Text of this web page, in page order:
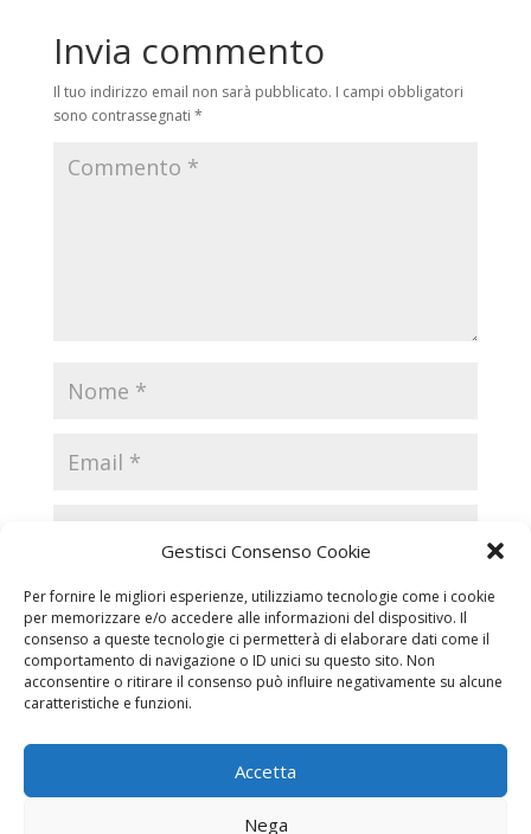
Gestisci Consenso Cookie
Per fornire le migliori esperienze, utilizziamo tecnologie come i cookie
per memorizzare e/o accedere alle informazioni del dispositivo. Il
consenso a queste tecnologie ci permetterà di elaborare dati come il
comportamento di navigazione o ID unici su questo sito. Non
acconsentire o ritirare il consenso può influire negativamente su alcune
caratteristiche e funzioni.
Accetta
Nega
Invia commento
Il tuo indirizzo email non sarà pubblicato. I campi obbligatori
sono contrassegnati *
Necrologi Casale Monferrato